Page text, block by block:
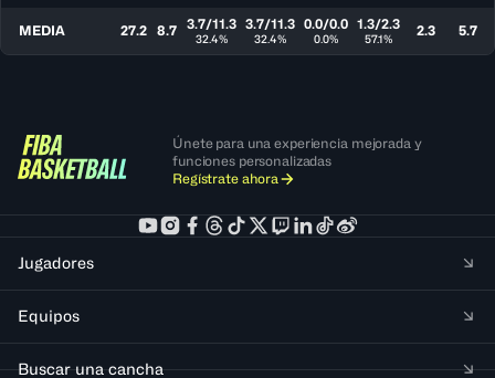
MEDIA 27.2 8.7 3.7/11.3
32.4%
3.7/11.3
32.4%
0.0/0.0
0.0%
1.3/2.3
57.1% 2.3 5.7
Únete para una experiencia mejorada y
funciones personalizadas
Regístrate ahora
Jugadores
Equipos
Buscar una cancha